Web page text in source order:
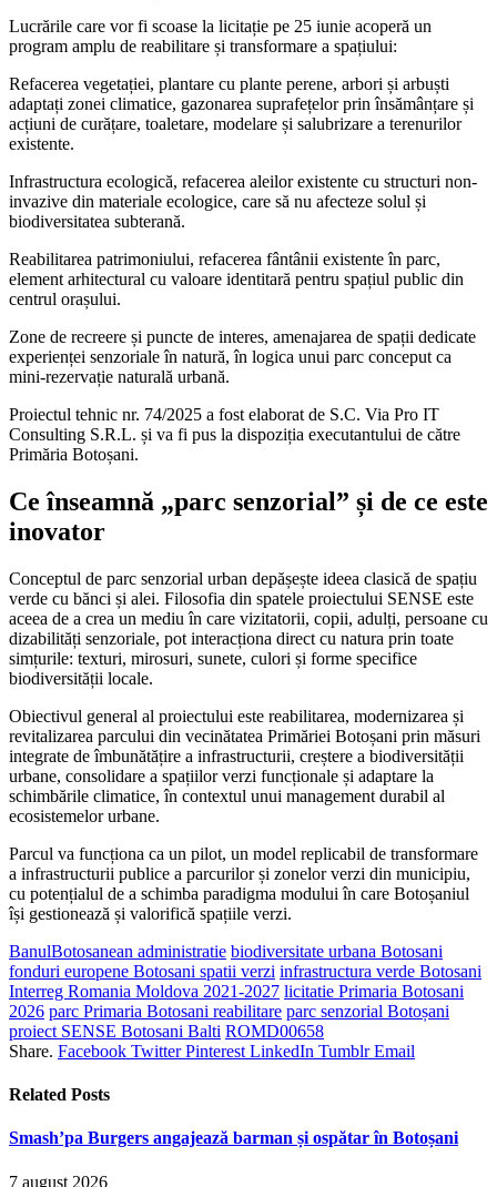
Lucrările care vor fi scoase la licitație pe 25 iunie acoperă un
program amplu de reabilitare și transformare a spațiului:
Refacerea vegetației, plantare cu plante perene, arbori și arbuști
adaptați zonei climatice, gazonarea suprafețelor prin însămânțare și
acțiuni de curățare, toaletare, modelare și salubrizare a terenurilor
existente.
Infrastructura ecologică, refacerea aleilor existente cu structuri non-
invazive din materiale ecologice, care să nu afecteze solul și
biodiversitatea subterană.
Reabilitarea patrimoniului, refacerea fântânii existente în parc,
element arhitectural cu valoare identitară pentru spațiul public din
centrul orașului.
Zone de recreere și puncte de interes, amenajarea de spații dedicate
experienței senzoriale în natură, în logica unui parc conceput ca
mini-rezervație naturală urbană.
Proiectul tehnic nr. 74/2025 a fost elaborat de S.C. Via Pro IT
Consulting S.R.L. și va fi pus la dispoziția executantului de către
Primăria Botoșani.
Ce înseamnă „parc senzorial” și de ce este
inovator
Conceptul de parc senzorial urban depășește ideea clasică de spațiu
verde cu bănci și alei. Filosofia din spatele proiectului SENSE este
aceea de a crea un mediu în care vizitatorii, copii, adulți, persoane cu
dizabilități senzoriale, pot interacționa direct cu natura prin toate
simțurile: texturi, mirosuri, sunete, culori și forme specifice
biodiversității locale.
Obiectivul general al proiectului este reabilitarea, modernizarea și
revitalizarea parcului din vecinătatea Primăriei Botoșani prin măsuri
integrate de îmbunătățire a infrastructurii, creștere a biodiversității
urbane, consolidare a spațiilor verzi funcționale și adaptare la
schimbările climatice, în contextul unui management durabil al
ecosistemelor urbane.
Parcul va funcționa ca un pilot, un model replicabil de transformare
a infrastructurii publice a parcurilor și zonelor verzi din municipiu,
cu potențialul de a schimba paradigma modului în care Botoșaniul
își gestionează și valorifică spațiile verzi.
BanulBotosanean administratie biodiversitate urbana Botosani
fonduri europene Botosani spatii verzi infrastructura verde Botosani
Interreg Romania Moldova 2021-2027 licitatie Primaria Botosani
2026 parc Primaria Botosani reabilitare parc senzorial Botoșani
proiect SENSE Botosani Balti ROMD00658
Share. Facebook Twitter Pinterest LinkedIn Tumblr Email
Related Posts
Smash’pa Burgers angajează barman și ospătar în Botoșani
7 august 2026